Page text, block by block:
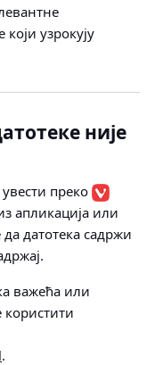
узрокују
није
преко
апликација или
да датотека садржи
важећа или
.